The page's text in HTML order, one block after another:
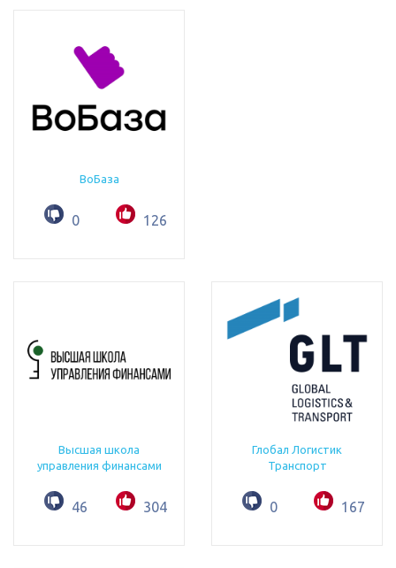
ВоБаза
0 126
Высшая школа
управления финансами
46 304
Глобал Логистик
Транспорт
0 167